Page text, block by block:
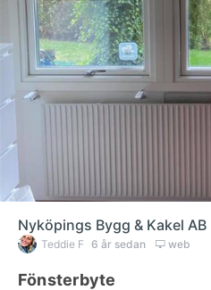
Nyköpings Bygg & Kakel AB
Teddie F 6 år sedan web
Fönsterbyte